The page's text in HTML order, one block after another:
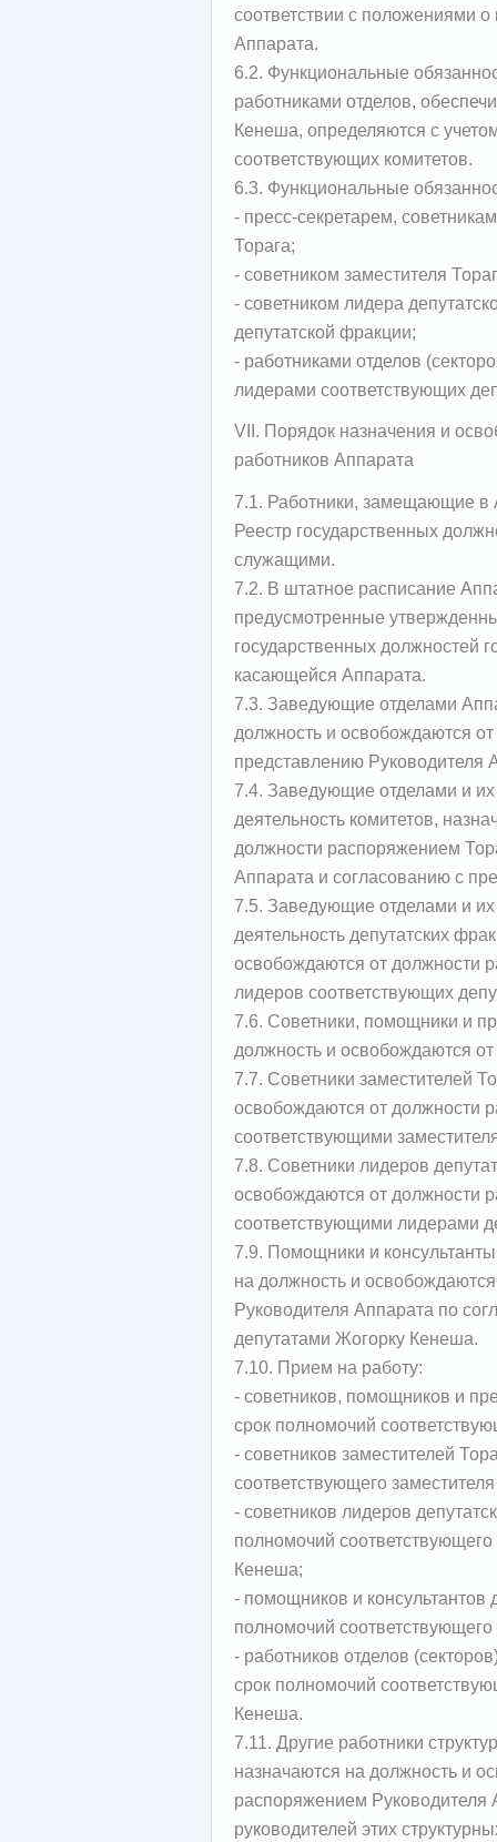
соответствии с положениями
Аппарата.
6.2. Функциональные
работниками отделов,
Кенеша, определяются с
соответствующих комитетов.
6.3. Функциональные
- пресс-секретарем,
Торага;
- советником заместителя
- советником лидера
депутатской фракции;
- работниками отделов
лидерами соответствующих
VII. Порядок назначения и
работников Аппарата
7.1. Работники, замещающие в
Реестр государственных
служащими.
7.2. В штатное расписание
предусмотренные
государственных должностей
касающейся Аппарата.
7.3. Заведующие отделами
должность и освобождаются
представлению Руководителя
7.4. Заведующие отделами и
деятельность комитетов,
должности распоряжением
Аппарата и согласованию с
7.5. Заведующие отделами и
деятельность депутатских
освобождаются от должности
лидеров соответствующих
7.6. Советники, помощники и
должность и освобождаются
7.7. Советники заместителей
освобождаются от должности
соответствующими
7.8. Советники лидеров
освобождаются от должности
соответствующими лидерами
7.9. Помощники и
на должность и
Руководителя Аппарата по
депутатами Жогорку Кенеша.
7.10. Прием на работу:
- советников, помощников и
срок полномочий
- советников заместителей
соответствующего
- советников лидеров
полномочий
Кенеша;
- помощников и консультантов
полномочий
- работников отделов
срок полномочий
Кенеша.
7.11. Другие работники
назначаются на должность и
распоряжением Руководителя
руководителей этих